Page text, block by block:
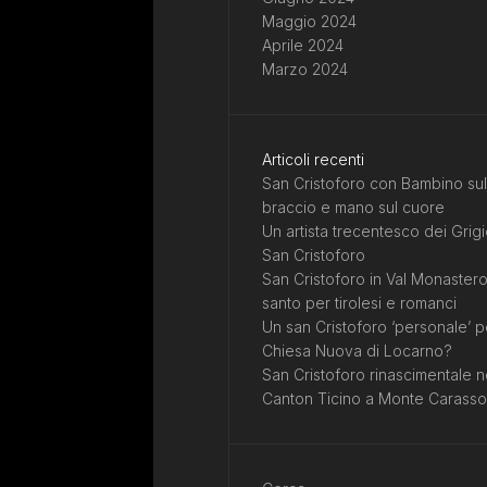
Maggio 2024
Aprile 2024
Marzo 2024
Articoli recenti
San Cristoforo con Bambino sul
braccio e mano sul cuore
Un artista trecentesco dei
San Cristoforo
San Cristoforo in Val
santo per tirolesi e romanci
Un san Cristoforo ‘personale’
Chiesa Nuova di Locarno?
San Cristoforo rinascimentale
Canton Ticino a Monte Carasso